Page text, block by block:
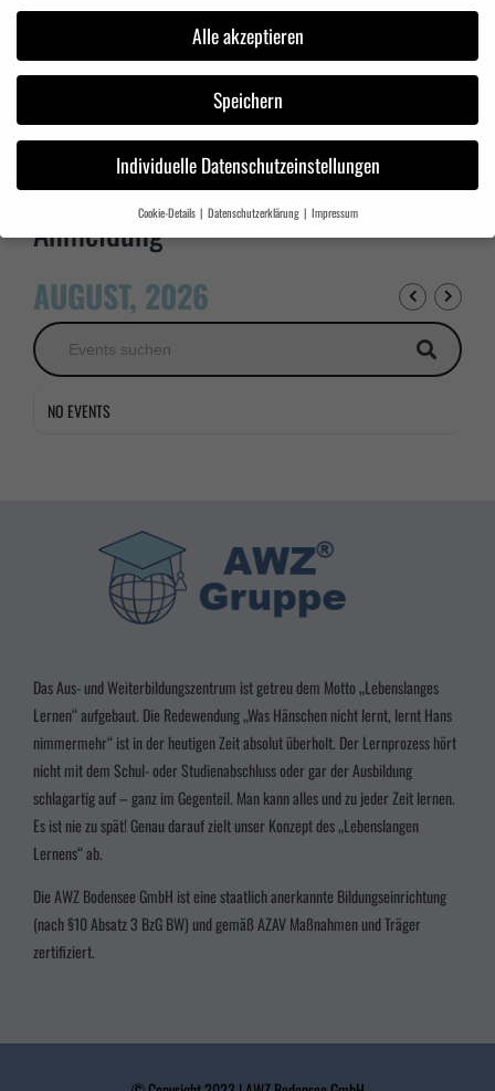
Das Seminar „Ausbildung zum Ersthelfer“ wendet sich an alle derzeitigen
Ersthelfer, an Personen, welche zum Ersthelfer im Betrieb ernannt wurden
und an Führerscheinbewerber.
Anmeldung
AUGUST, 2026
NO EVENTS
Das Aus- und Weiterbildungszentrum ist getreu dem Motto „Lebenslanges
Lernen“ aufgebaut. Die Redewendung „Was Hänschen nicht lernt, lernt Hans
nimmermehr“ ist in der heutigen Zeit absolut überholt. Der Lernprozess hört
nicht mit dem Schul- oder Studienabschluss oder gar der Ausbildung
schlagartig auf – ganz im Gegenteil. Man kann alles und zu jeder Zeit lernen.
Es ist nie zu spät! Genau darauf zielt unser Konzept des „Lebenslangen
Lernens“ ab.
Die AWZ Bodensee GmbH ist eine staatlich anerkannte Bildungseinrichtung
(nach §10 Absatz 3 BzG BW) und gemäß AZAV Maßnahmen und Träger
zertifiziert.
Alle akzeptieren
Speichern
Individuelle Datenschutzeinstellungen
Cookie-Details Datenschutzerklärung Impressum
Datenschutzeinstellungen
geben möchten, müssen Sie Ihre Erziehungsberechtigten um Erlaubnis bitten.
Wir verwenden Cookies und andere Technologien auf unserer Website. Einige von
ihnen sind essenziell, während andere uns helfen, diese Website und Ihre Erfahrung
zu verbessern.
Personenbezogene Daten können verarbeitet werden (z. B. IP-
Inhaltsmessung.Weitere Informationen über die Verwendung Ihrer Daten finden Sie
Zurück
Datenschutzeinstellungen
Essenziell (3)
Cookie-Informationen anzeigen
Marketing (2)
Marketing-Cookies werden von Drittanbietern oder Publishern verwendet, um
personalisierte Werbung anzuzeigen. Sie tun dies, indem sie Besucher über Websites hinweg
verfolgen.
powered by Borlabs Cookie Datenschutzerklärung Impressum